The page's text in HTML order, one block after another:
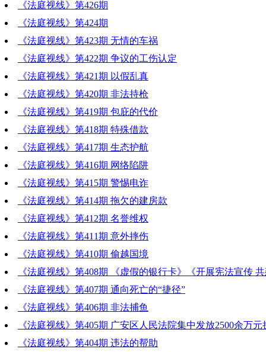
《法庭视线》第426期
《法庭视线》第424期
《法庭视线》第423期 无情的车祸
《法庭视线》第422期 争议的工伤认定
《法庭视线》第421期 以假乱真
《法庭视线》第420期 非法持枪
《法庭视线》第419期 包庇的代价
《法庭视线》第418期 特殊借款
《法庭视线》第417期 生态护航
《法庭视线》第416期 网络陷阱
《法庭视线》第415期 警惕电诈
《法庭视线》第414期 拖欠的建房款
《法庭视线》第412期 名誉维权
《法庭视线》第411期 意外摔伤
《法庭视线》第410期 偷越国境
《法庭视线》第408期 《虚假的银行卡》《开展宪法宣传
广安》《法庭视线》第407期 通向死亡的“捷径”
《法庭视线》第406期 非法捕鱼
《法庭视线》第405期 广安区人民法院集中发放2500余万元
《法庭视线》第404期 违法的帮助